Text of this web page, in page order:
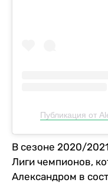
Публикация от
В сезоне 2020/
Лиги чемпионов,
Александром в